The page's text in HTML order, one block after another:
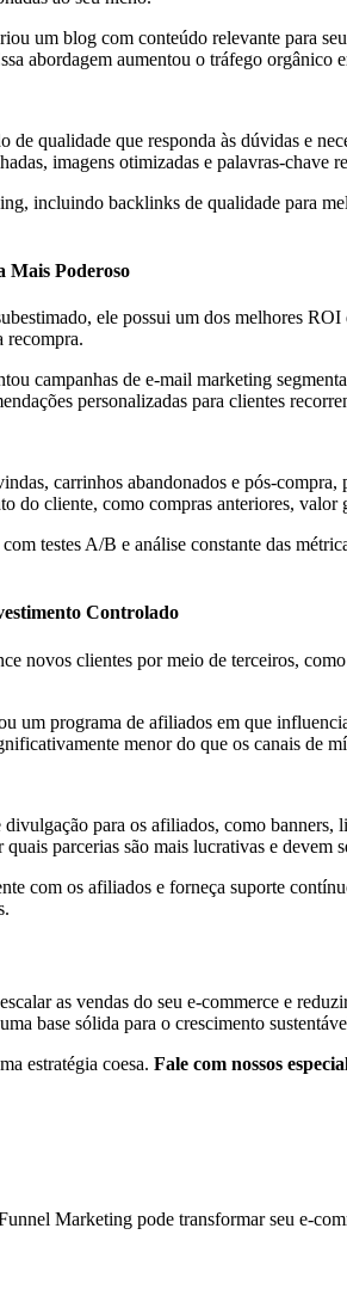
um blog com conteúdo relevante para
abordagem aumentou o tráfego
qualidade que responda às dúvidas e
imagens otimizadas e palavras-chave
incluindo backlinks de qualidade para
Mais Poderoso
ele possui um dos melhores
recompra.
campanhas de e-mail marketing
personalizadas para clientes
carrinhos abandonados e pós-compra,
do cliente, como compras anteriores, valor
testes A/B e análise constante das
Controlado
novos clientes por meio de terceiros,
um programa de afiliados em que
menor do que os canais de
para os afiliados, como banners,
parcerias são mais lucrativas e devem
com os afiliados e forneça suporte
as vendas do seu e-commerce e
base sólida para o crescimento
estratégia coesa. Fale com nossos
Marketing pode transformar seu e-